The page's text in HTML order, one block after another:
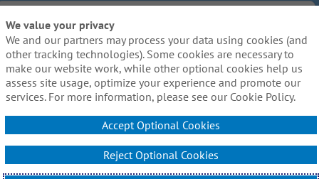
Besoin de mesures d'adaptation raisonnables pour
compléter une partie de notre processus de candidature, y
compris l'utilisation de ce site web? Envoyez-nous un
courriel: Careers@ajg.com
We value your privacy
We and our partners may process your data using cookies (and
other tracking technologies). Some cookies are necessary to
make our website work, while other optional cookies help us
assess site usage, optimize your experience and promote our
services. For more information, please see our Cookie Policy.
Accept Optional Cookies
Reject Optional Cookies